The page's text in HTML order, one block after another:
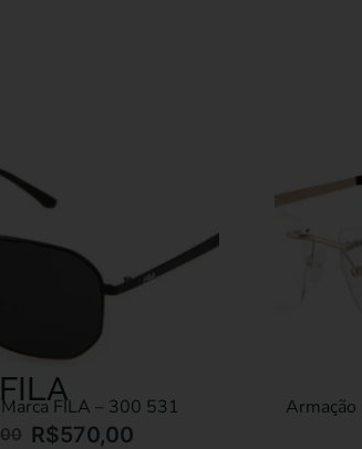
FILA – 300 531
570,00
Armação